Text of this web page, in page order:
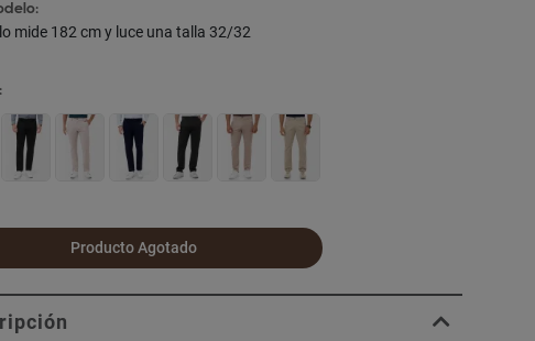
mide 182 cm y luce una talla 32/32
Producto Agotado